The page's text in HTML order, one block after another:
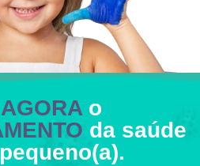
AGORAo
da saúde